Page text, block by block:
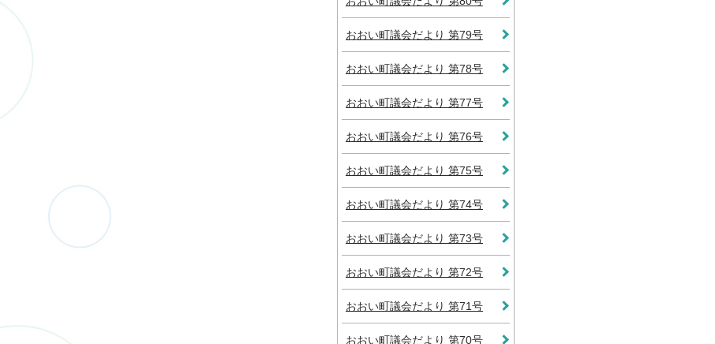
おおい町議会だより 第79号
おおい町議会だより 第78号
おおい町議会だより 第77号
おおい町議会だより 第76号
おおい町議会だより 第75号
おおい町議会だより 第74号
おおい町議会だより 第73号
おおい町議会だより 第72号
おおい町議会だより 第71号
おおい町議会だより 第70号